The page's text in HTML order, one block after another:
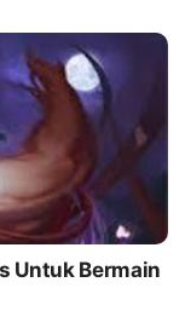
Untuk Bermain